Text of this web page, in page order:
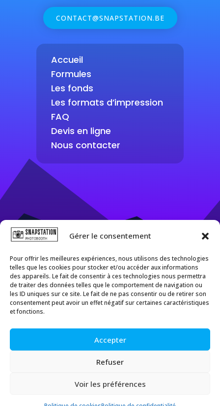
Gérer le consentement
Pour offrir les meilleures expériences, nous utilisons des technologies
telles que les cookies pour stocker et/ou accéder aux informations
des appareils. Le fait de consentir à ces technologies nous permettra
de traiter des données telles que le comportement de navigation ou
les ID uniques sur ce site. Le fait de ne pas consentir ou de retirer son
consentement peut avoir un effet négatif sur certaines caractéristiques
et fonctions.
Accepter
Refuser
Voir les préférences
CONTACT@SNAPSTATION.BE
Accueil
Formules
Les fonds
Les formats d’impression
FAQ
Devis en ligne
Nous contacter
Suivre Suivre
© Copyright2024| SnapStation | Tous droits
réservés | Une création de
SnapStation | SnapStation Belgique | Location de Photobooth
| Borne photo | Photobooth | Borne selfie | Booth 360 |
Photomaton | Box photo | Box selfie | Selfie | Photo |
Location de borne photo | Louer borne photo | Location
Borne photo Belgique | Photomaton Belgique | Photobooth
Belgique | Borne Selfie Belgique | Box photo Belgique |